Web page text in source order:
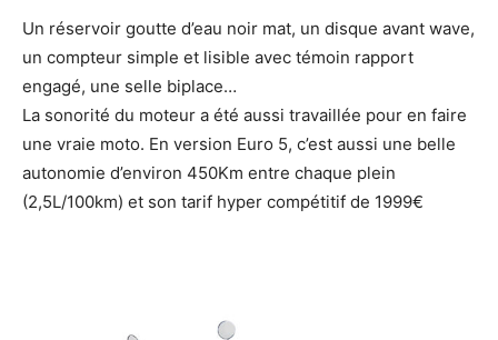
Un réservoir goutte d’eau noir mat, un disque avant wave,
un compteur simple et lisible avec témoin rapport
engagé, une selle biplace…
La sonorité du moteur a été aussi travaillée pour en faire
une vraie moto. En version Euro 5, c’est aussi une belle
autonomie d’environ 450Km entre chaque plein
(2,5L/100km) et son tarif hyper compétitif de 1999€